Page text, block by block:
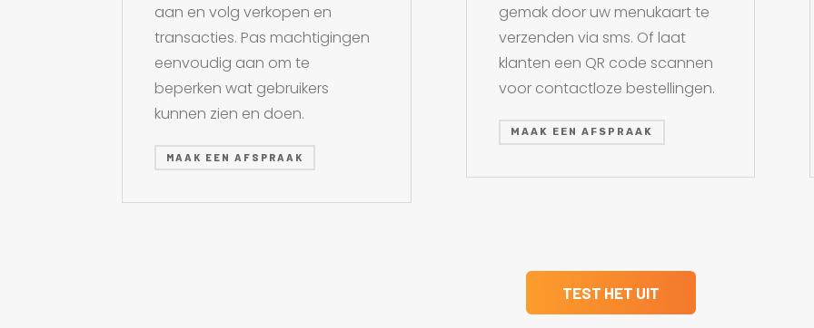
aan en volg verkopen en
transacties. Pas machtigingen
eenvoudig aan om te
beperken wat gebruikers
kunnen zien en doen.
MAAK EEN AFSPRAAK
gemak door uw menukaart te
verzenden via sms. Of laat
klanten een QR code scannen
voor contactloze bestellingen.
MAAK EEN AFSPRAAK
TEST HET UIT